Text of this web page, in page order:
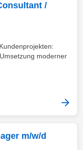
/
moderner
m/w/d